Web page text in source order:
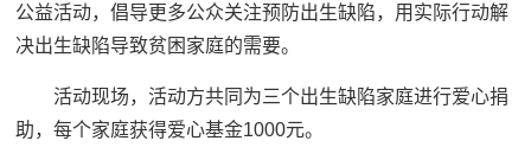
公益活动，倡导更多公众关注预防出生缺陷，用实际行动解
决出生缺陷导致贫困家庭的需要。
活动现场，活动方共同为三个出生缺陷家庭进行爱心捐
助，每个家庭获得爱心基金1000元。